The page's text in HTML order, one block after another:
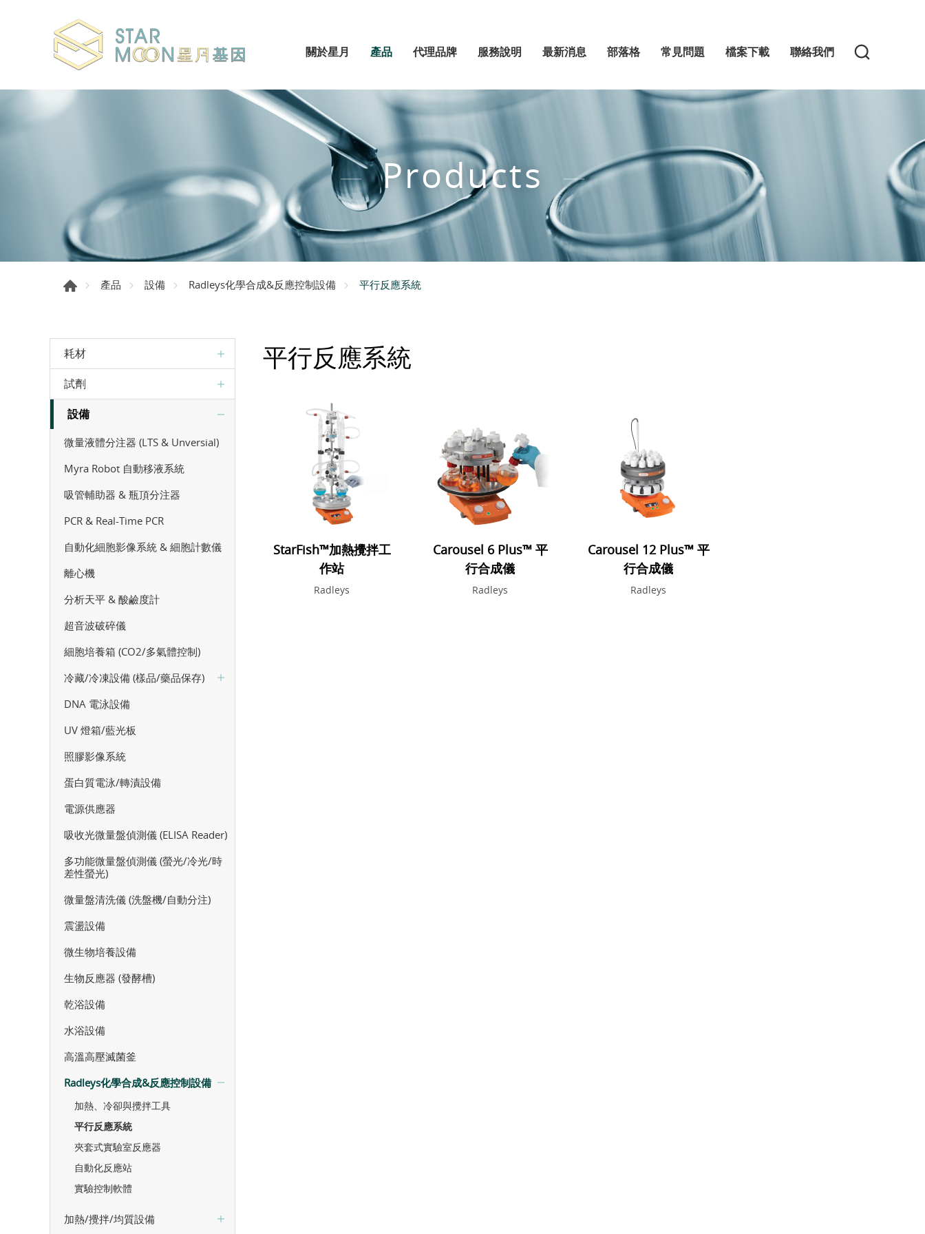
關於星月 產品 代理品牌 服務說明 最新消息 部落格 常見問題 檔案下載 聯絡我們
Products
產品 設備 Radleys化學合成&反應控制設備 平行反應系統
耗材
試劑
設備
微量液體分注器 (LTS & Unversial)
Myra Robot 自動移液系統
吸管輔助器 & 瓶頂分注器
PCR & Real-Time PCR
自動化細胞影像系統 & 細胞計數儀
離心機
分析天平 & 酸鹼度計
超音波破碎儀
細胞培養箱 (CO2/多氣體控制)
冷藏/冷凍設備 (樣品/藥品保存)
DNA 電泳設備
UV 燈箱/藍光板
照膠影像系統
蛋白質電泳/轉漬設備
電源供應器
吸收光微量盤偵測儀 (ELISA Reader)
多功能微量盤偵測儀 (螢光/冷光/時
差性螢光)
微量盤清洗儀 (洗盤機/自動分注)
震盪設備
微生物培養設備
生物反應器 (發酵槽)
乾浴設備
水浴設備
高溫高壓滅菌釜
Radleys化學合成&反應控制設備
加熱、冷卻與攪拌工具
平行反應系統
夾套式實驗室反應器
自動化反應站
實驗控制軟體
加熱/攪拌/均質設備
平行反應系統
StarFish™加熱攪拌工
作站
Radleys
Carousel 6 Plus™ 平
行合成儀
Radleys
Carousel 12 Plus™ 平
行合成儀
Radleys